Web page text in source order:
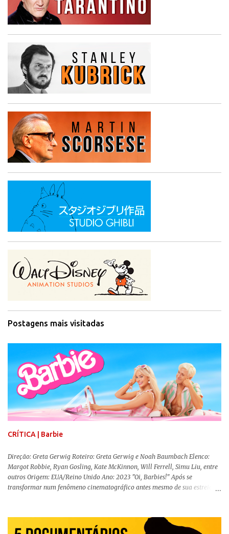
Postagens mais visitadas
CRÍTICA | Barbie
Direção: Greta Gerwig Roteiro: Greta Gerwig e Noah Baumbach Elenco:
Margot Robbie, Ryan Gosling, Kate McKinnon, Will Ferrell, Simu Liu, entre
outros Origem: EUA/Reino Unido Ano: 2023 "Oi, Barbies!" Após se
transformar num fenômeno cinematográfico antes mesmo de sua estreia,
lançamento, posso afirmar que o longa, dirigido por Greta Gerwig (
Adoráveis Mulheres ) prometeu tudo e entregou mais ainda, se provando o